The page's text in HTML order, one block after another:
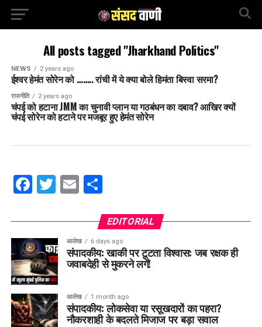
All posts tagged "Jharkhand Politics"
NEWS 2 years ago
ईश्वर हेमंत सोरेन को …….. रांची में ये क्या बोले हिमंता बिस्वा सरमा?
राजनीति 2 years ago
चंपई को हटाना JMM का चुनावी प्लान या गठबंधन का दबाव? आखिर क्यों
चंपई सोरेन को हटाने पर मजबूर हुए हेमंत सोरेन
Facebook
Twitter
EmailShare
EDITORIAL
आलेख 6 days ago
संपादकीय: खाकी पर टूटता विश्वास: जब रक्षक ही
जवाबदेही से मुकरने लगें!
आलेख 1 month ago
संपादकीय: लोकसेवा या रसूखदारों का पहरा?
नौकरशाही के बदलते मिजाज पर बड़ा सवाल